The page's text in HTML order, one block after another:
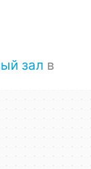
зал в